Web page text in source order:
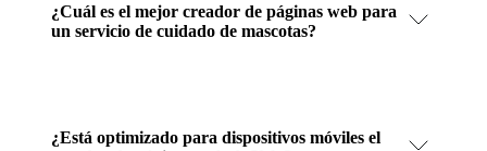
¿Cuál es el mejor creador de páginas web para
un servicio de cuidado de mascotas?
¿Está optimizado para dispositivos móviles el